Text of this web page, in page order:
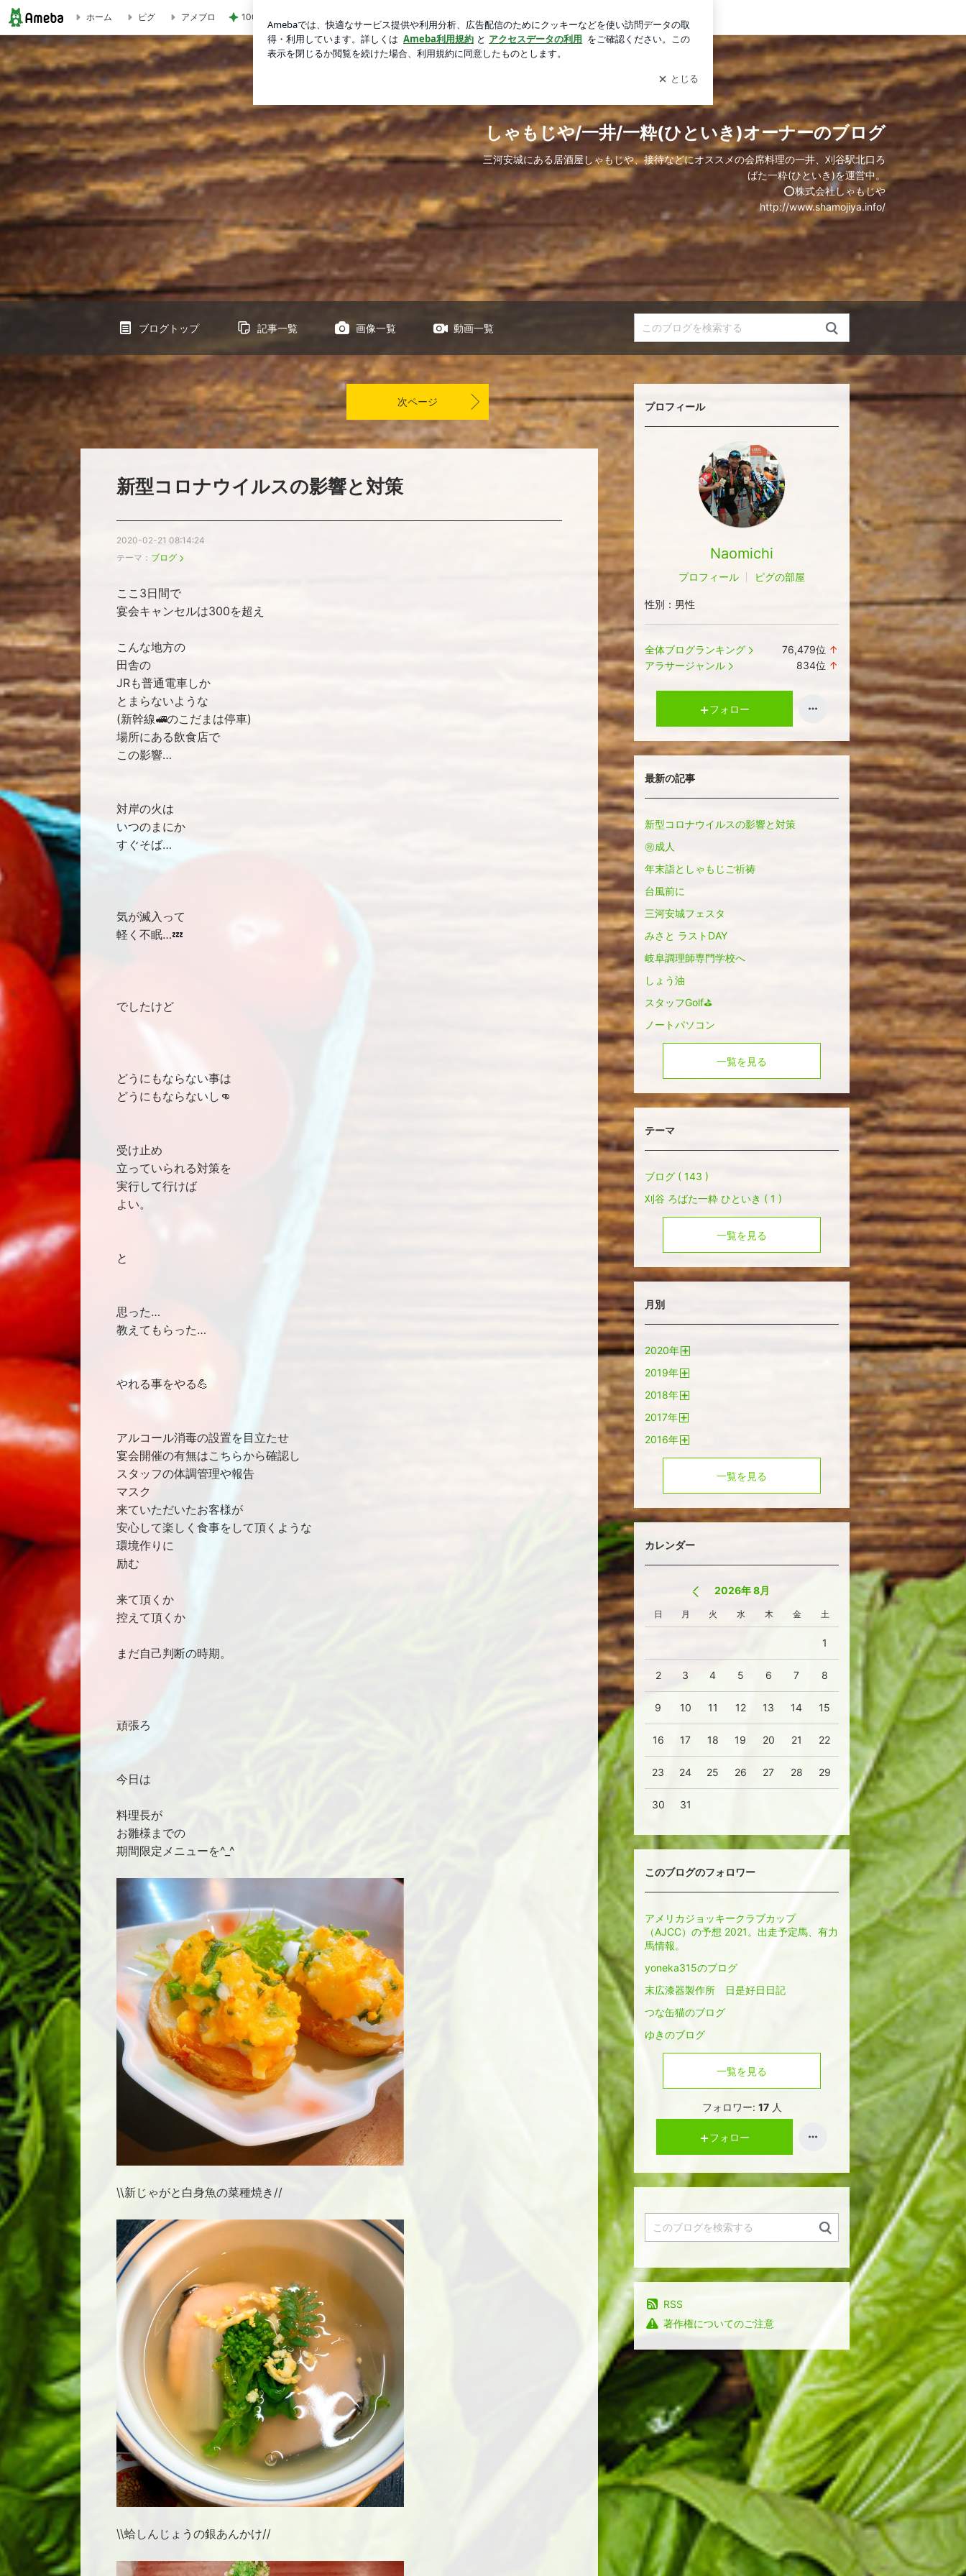
しゃもじや/一井/一粋(ひといき)オーナーのブログ
ホーム ピグ アメブロ 100均ハシゴして見つけた理想の容器 新規登録
しゃもじや/一井/一粋(ひといき)オーナーのブログ
三河安城にある居酒屋しゃもじや、接待などにオススメの会席料理の一井、刈谷駅北口ろ
ばた一粋(ひといき)を運営中。
⭕️株式会社しゃもじや
http://www.shamojiya.info/
ブログトップ 記事一覧 画像一覧 動画一覧
次ページ
新型コロナウイルスの影響と対策
2020-02-21 08:14:24
テーマ： ブログ
ここ3日間で
宴会キャンセルは300を超え
こんな地方の
田舎の
JRも普通電車しか
とまらないような
(新幹線🚅のこだまは停車)
場所にある飲食店で
この影響…
対岸の火は
いつのまにか
すぐそば…
気が滅入って
軽く不眠…💤
でしたけど
どうにもならない事は
どうにもならないし👊
受け止め
立っていられる対策を
実行して行けば
よい。
と
思った…
教えてもらった…
やれる事をやる💪
アルコール消毒の設置を目立たせ
宴会開催の有無はこちらから確認し
スタッフの体調管理や報告
マスク
来ていただいたお客様が
安心して楽しく食事をして頂くような
環境作りに
励む
来て頂くか
控えて頂くか
まだ自己判断の時期。
頑張ろ
今日は
料理長が
お雛様までの
期間限定メニューを^_^
\\新じゃがと白身魚の菜種焼き//
\\蛤しんじょうの銀あんかけ//
プロフィール
Naomichi
プロフィール ピグの部屋
性別： 男性
全体ブログランキング 76,479位 ↑
上
昇
アラサージャンル 834位 ↑
グ
上
フォロー
最新の記事
新型コロナウイルスの影響と対策
㊗️成人
年末詣としゃもじご祈祷
台風前に
三河安城フェスタ
みさと ラストDAY
岐阜調理師専門学校へ
しょう油
スタッフGolf⛳️
ノートパソコン
一覧を見る
テーマ
ブログ ( 143 )
刈谷 ろばた一粋 ひといき ( 1 )
一覧を見る
月別
2020年
2019年
2018年
2017年
2016年
一覧を見る
カレンダー
2026年 8月
日 月 火 水 木 金 土
1
2 3 4 5 6 7 8
9 10 11 12 13 14 15
16 17 18 19 20 21 22
23 24 25 26 27 28 29
30 31
このブログのフォロワー
アメリカジョッキークラブカップ
（AJCC）の予想 2021。出走予定馬、有力
馬情報。
yoneka315のブログ
末広漆器製作所 日是好日日記
つな缶猫のブログ
ゆきのブログ
一覧を見る
フォロワー: 17 人
フォロー
RSS
著作権についてのご注意